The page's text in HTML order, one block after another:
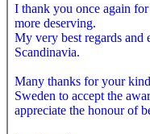
I thank you once again
more deserving.
My very best regards and
Scandinavia.
Many thanks for your
Sweden to accept the
appreciate the honour of